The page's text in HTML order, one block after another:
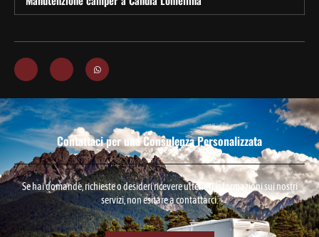
Contattaci per una Consulenza Personalizzata
Se hai domande, richieste o desideri ricevere ulteriori informazioni sui nostri
servizi, non esitare a contattarci.